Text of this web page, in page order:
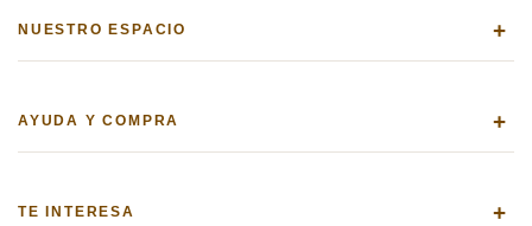
NUESTRO ESPACIO +
AYUDA Y COMPRA +
TE INTERESA +